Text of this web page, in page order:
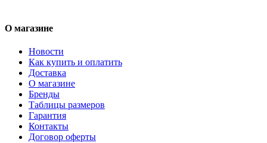
О магазине
Новости
Как купить и оплатить
Доставка
О магазине
Бренды
Таблицы размеров
Гарантия
Контакты
Договор оферты